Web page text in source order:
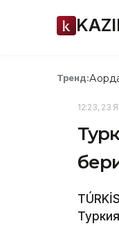
Тренд:
12:23, 23